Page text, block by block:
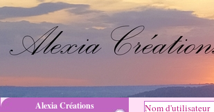
Alexia Créations